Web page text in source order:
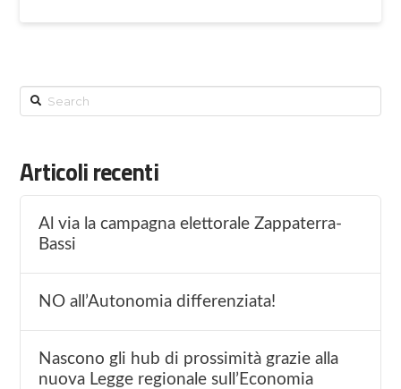
Search
Articoli recenti
Al via la campagna elettorale Zappaterra-
Bassi
NO all’Autonomia differenziata!
Nascono gli hub di prossimità grazie alla
nuova Legge regionale sull’Economia